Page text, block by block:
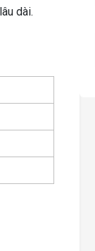
dài.